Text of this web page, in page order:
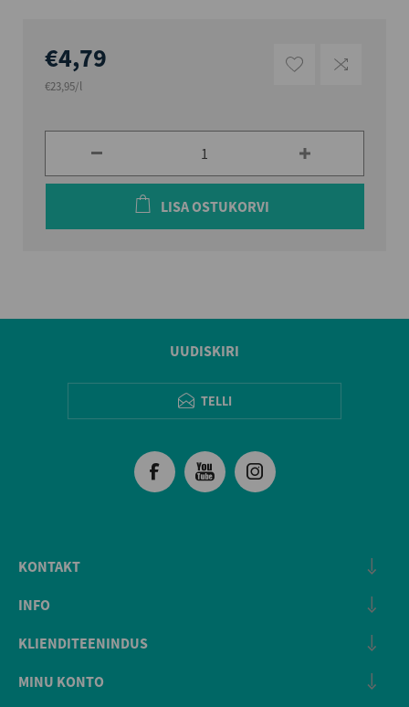
€4,79
€23,95/l
LISA OSTUKORVI
UUDISKIRI
TELLI
KONTAKT
INFO
KLIENDITEENINDUS
MINU KONTO